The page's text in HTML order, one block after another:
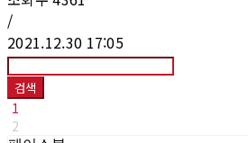
/
2021.12.30 17:05
검색
1
2